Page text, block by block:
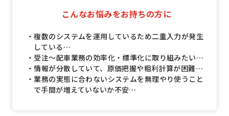
こんなお悩みをお持ちの方に
・複数のシステムを運用しているため二重入力が発生
している…
・受注～配車業務の効率化・標準化に取り組みたい…
・情報が分散していて、原価把握や粗利計算が困難…
・業務の実態に合わないシステムを無理やり使うこと
で手間が増えていないか不安…